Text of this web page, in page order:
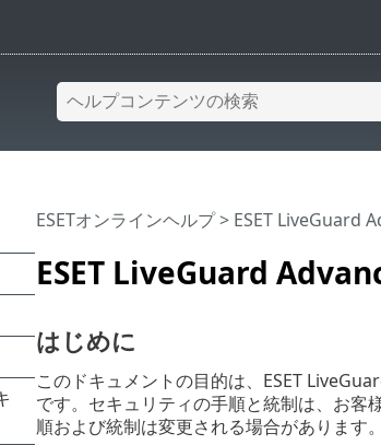
ESET LiveGuard
ESETオンラインヘルプ> ESET LiveGuard
はじめに
このドキュメントの目的は、ESET
です。セキュリティの手順と統制は、お客
順および統制は変更される場合があります。